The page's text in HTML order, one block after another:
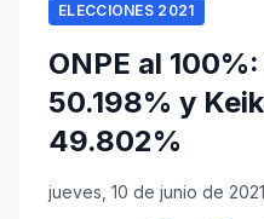
ELECCIONES 2021
ONPE al
50.198% y
49.802%
jueves, 10 de junio de